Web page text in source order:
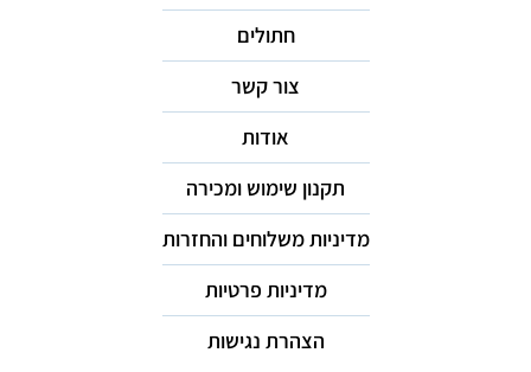
חתולים
צור קשר
אודות
תקנון שימוש ומכירה
מדיניות משלוחים והחזרות
מדיניות פרטיות
הצהרת נגישות